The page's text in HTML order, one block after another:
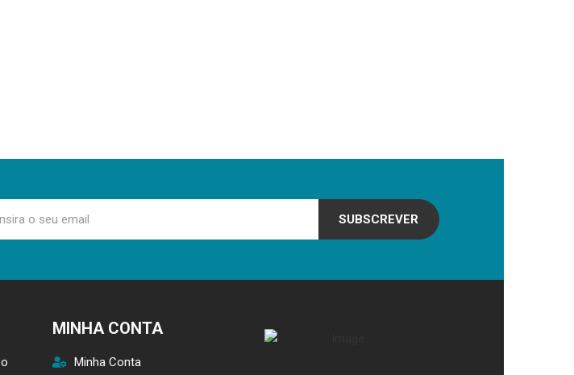
SUBSCREVER
MINHA CONTA
Minha Conta